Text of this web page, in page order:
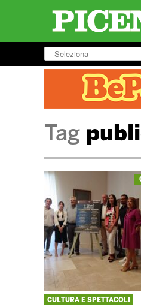
Tag
CULTURA E SPETTACOLI